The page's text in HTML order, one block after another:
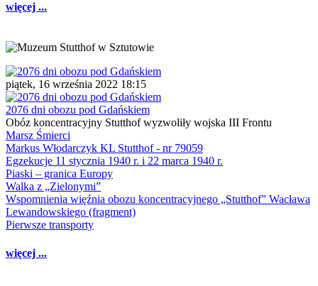
więcej ...
piątek, 16 września 2022 18:15
2076 dni obozu pod Gdańskiem
Obóz koncentracyjny Stutthof wyzwoliły wojska III Frontu
Marsz Śmierci
Markus Włodarczyk KL Stutthof - nr 79059
Egzekucje 11 stycznia 1940 r. i 22 marca 1940 r.
Piaski – granica Europy
Walka z „Zielonymi”
Wspomnienia więźnia obozu koncentracyjnego „Stutthof” Wacława
Lewandowskiego (fragment)
Pierwsze transporty
więcej ...